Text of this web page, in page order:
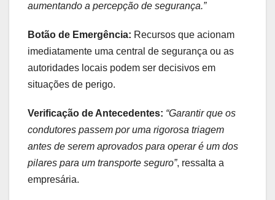
aumentando a percepção de segurança.”
Botão de Emergência: Recursos que acionam
imediatamente uma central de segurança ou as
autoridades locais podem ser decisivos em
situações de perigo.
Verificação de Antecedentes: “Garantir que os
condutores passem por uma rigorosa triagem
antes de serem aprovados para operar é um dos
pilares para um transporte seguro”, ressalta a
empresária.